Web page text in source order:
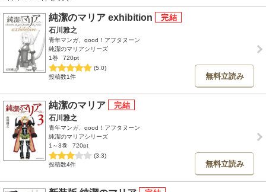
純潔のマリア exhibition
石川雅之
青年マンガ、good！アフタヌーン
純潔のマリアシリーズ
1巻
720pt
(5.0)
投稿数1件
無料立読み
純潔のマリア
石川雅之
青年マンガ、good！アフタヌーン
純潔のマリアシリーズ
1～3巻
720pt
(3.3)
投稿数4件
無料立読み